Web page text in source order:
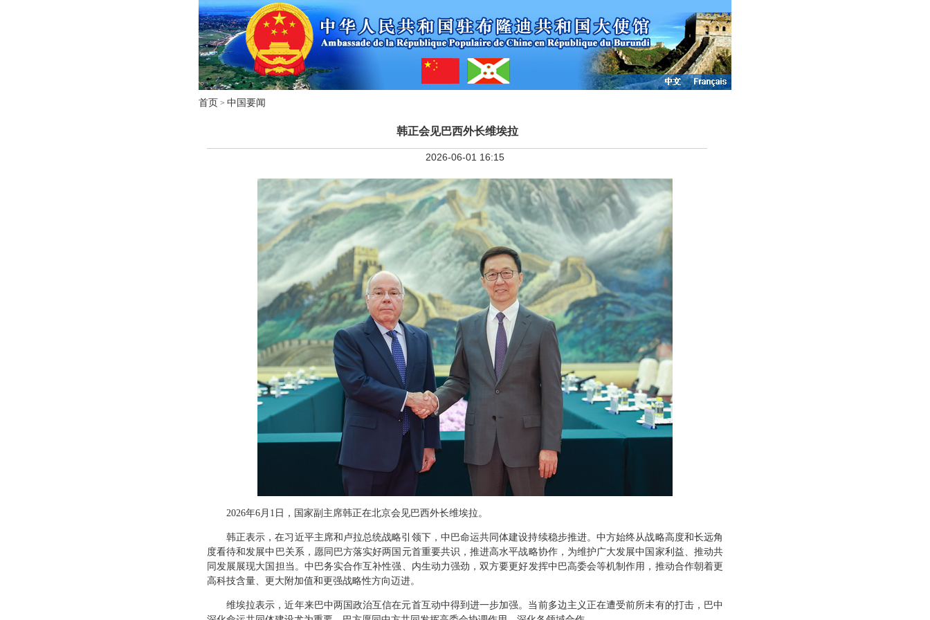
首页 > 中国要闻
韩正会见巴西外长维埃拉
2026-06-01 16:15
2026年6月1日，国家副主席韩正在北京会见巴西外长维埃拉。
韩正表示，在习近平主席和卢拉总统战略引领下，中巴命运共同体建设持续稳步推进。中方始终从战略高度和长远角
度看待和发展中巴关系，愿同巴方落实好两国元首重要共识，推进高水平战略协作，为维护广大发展中国家利益、推动共
同发展展现大国担当。中巴务实合作互补性强、内生动力强劲，双方要更好发挥中巴高委会等机制作用，推动合作朝着更
高科技含量、更大附加值和更强战略性方向迈进。
维埃拉表示，近年来巴中两国政治互信在元首互动中得到进一步加强。当前多边主义正在遭受前所未有的打击，巴中